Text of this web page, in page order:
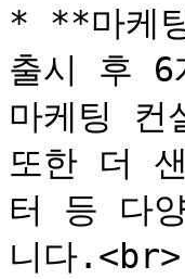
* **마케
출시 후 6
마케팅 컨
또한 더
터 등 다
니다.<br>